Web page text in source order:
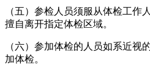
（五）参检人员须服从体检工作
擅自离开指定体检区域。
（六）参加体检的人员如系近视
加体检。